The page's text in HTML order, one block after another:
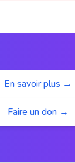
En savoir plus →
Faire un don →